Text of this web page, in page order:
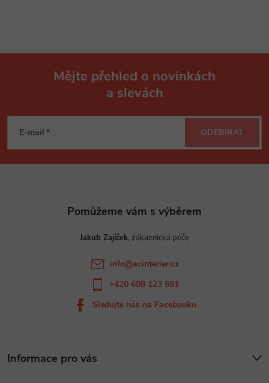
p
Mějte přehled o novinkách
a slevách
E-mail ODEBÍRAT
Informace pro vás
Jakub Zajíček
info@acinterier.cz
+420 608 123 591
Sledujte nás na Facebooku